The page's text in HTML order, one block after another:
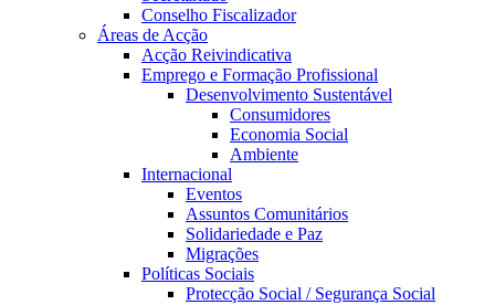
Conselho Fiscalizador
Áreas de Acção
Acção Reivindicativa
Emprego e Formação Profissional
Desenvolvimento Sustentável
Consumidores
Economia Social
Ambiente
Internacional
Eventos
Assuntos Comunitários
Solidariedade e Paz
Migrações
Políticas Sociais
Protecção Social / Segurança Social